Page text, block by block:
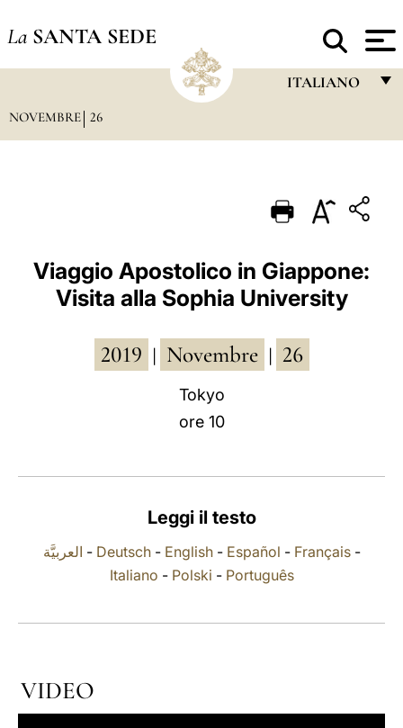
La SANTA SEDE
ITALIANO
PORTUGUÊS
DEUTSCH
العربيّة
NOVEMBRE 26
Viaggio Apostolico in Giappone:
Visita alla Sophia University
2019 Novembre 26
Tokyo
ore 10
Leggi il testo
العربيَّة - Deutsch- English- Español - Français-
Italiano - Polski - Português
VIDEO